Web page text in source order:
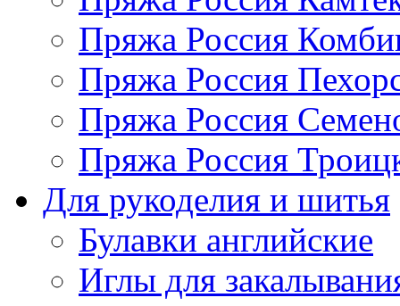
Пряжа Россия
Пряжа Россия
Пряжа Россия
Пряжа Россия
Для рукоделия и шитья
Булавки английские
Иглы для